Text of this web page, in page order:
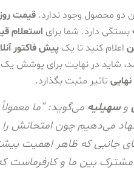
دو محصول وجود ندارد. قیمت
بستگی دارد. شما برای استعلام
اعلام کنید تا یک پیش فاکتور
شاید در نهایت برای
تاثیر مثبت بگذارد.
وسهیلیه می‌گوید: “ما
می‌دهیم چون امتحانش
جانبی که ظاهر اهمیت
بین ما و کارفرماست